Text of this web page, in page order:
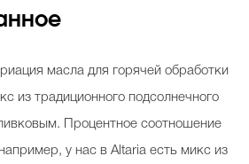
масла для горячей обработки
из традиционного подсолнечного
Процентное соотношение
у нас в Altaria есть микс из